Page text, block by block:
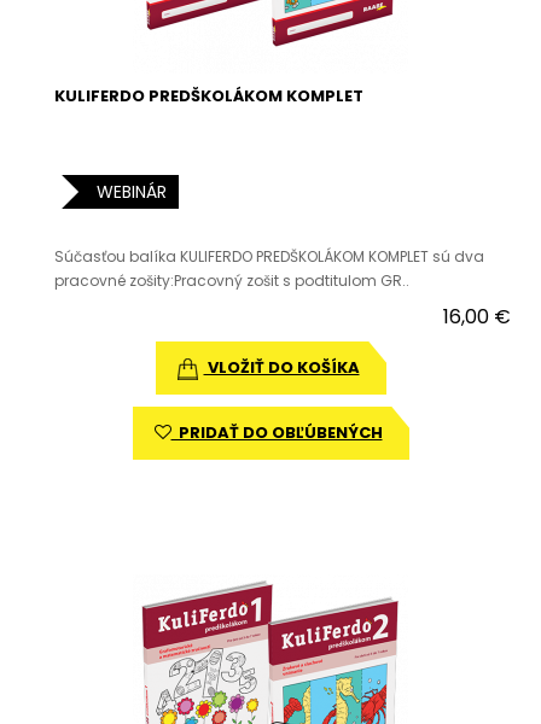
KULIFERDO PREDŠKOLÁKOM KOMPLET
WEBINÁR
Súčasťou balíka KULIFERDO PREDŠKOLÁKOM KOMPLET sú dva
pracovné zošity:Pracovný zošit s podtitulom GR..
16,00 €
VLOŽIŤ DO KOŠÍKA
PRIDAŤ DO OBĽÚBENÝCH